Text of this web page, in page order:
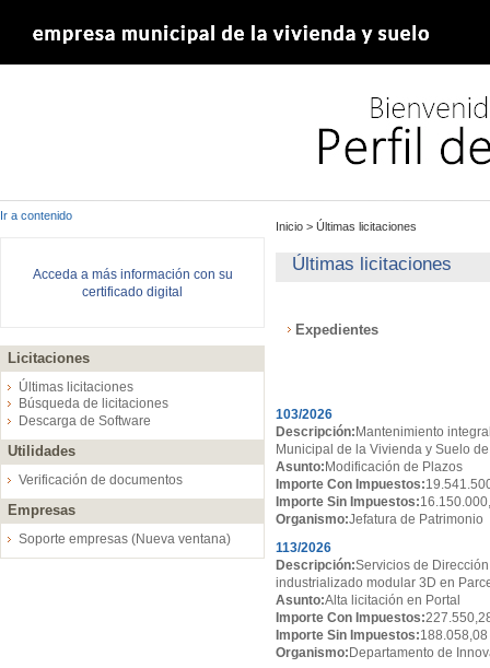
Ir a contenido
Acceda a más información con su
certificado digital
Licitaciones
Últimas licitaciones
Búsqueda de licitaciones
Descarga de Software
Utilidades
Verificación de documentos
Empresas
Soporte empresas (Nueva ventana)
Inicio > Últimas licitaciones
Últimas licitaciones
Expedientes
103/2026
Descripción: Mantenimiento
Municipal de la Vivienda y Suelo
Asunto: Modificación de Plazos
Importe Con Impuestos:
Importe Sin Impuestos:
Organismo:Jefatura de Patrimonio
113/2026
Descripción:Servicios de
industrializado modular 3D en
Asunto:Alta licitación en Portal
Importe Con Impuestos:
Importe Sin Impuestos:188.058,08
Organismo: Departamento de